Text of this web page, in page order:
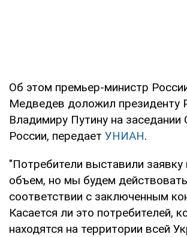
Об этом премьер-министр
Медведев доложил президенту
Владимиру Путину на заседании
России, передает УНИАН.
"Потребители выставили
объем, но мы будем
соответствии с заключенным
Касается ли это потребителей,
находятся на территории всей